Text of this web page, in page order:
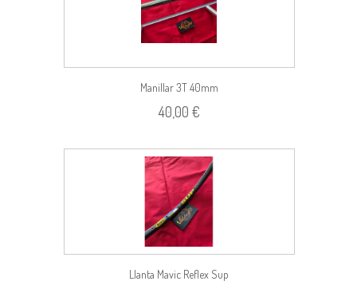
Manillar 3T 40mm
40,00 €
Llanta Mavic Reflex Sup